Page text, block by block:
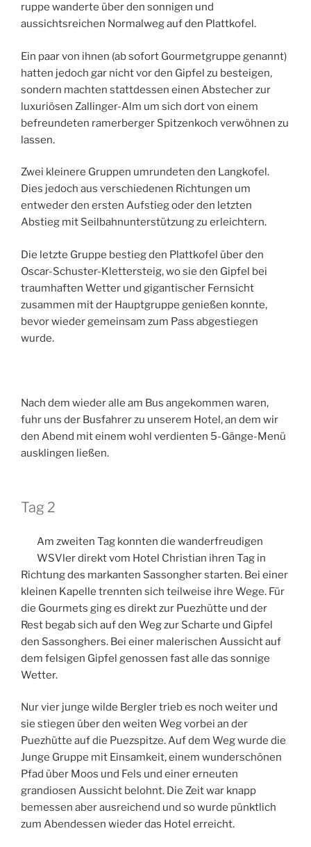
ruppe wanderte über den sonnigen und
aussichtsreichen Normalweg auf den Plattkofel.
Ein paar von ihnen (ab sofort Gourmetgruppe genannt)
hatten jedoch gar nicht vor den Gipfel zu besteigen,
sondern machten stattdessen einen Abstecher zur
luxuriösen Zallinger-Alm um sich dort von einem
befreundeten ramerberger Spitzenkoch verwöhnen zu
lassen.
Zwei kleinere Gruppen umrundeten den Langkofel.
Dies jedoch aus verschiedenen Richtungen um
entweder den ersten Aufstieg oder den letzten
Abstieg mit Seilbahnunterstützung zu erleichtern.
Die letzte Gruppe bestieg den Plattkofel über den
Oscar-Schuster-Klettersteig, wo sie den Gipfel bei
traumhaften Wetter und gigantischer Fernsicht
zusammen mit der Hauptgruppe genießen konnte,
bevor wieder gemeinsam zum Pass abgestiegen
wurde.
Nach dem wieder alle am Bus angekommen waren,
fuhr uns der Busfahrer zu unserem Hotel, an dem wir
den Abend mit einem wohl verdienten 5-Gänge-Menü
ausklingen ließen.
Tag 2
Am zweiten Tag konnten die wanderfreudigen
WSVler direkt vom Hotel Christian ihren Tag in
Richtung des markanten Sassongher starten. Bei einer
kleinen Kapelle trennten sich teilweise ihre Wege. Für
die Gourmets ging es direkt zur Puezhütte und der
Rest begab sich auf den Weg zur Scharte und Gipfel
den Sassonghers. Bei einer malerischen Aussicht auf
dem felsigen Gipfel genossen fast alle das sonnige
Wetter.
Nur vier junge wilde Bergler trieb es noch weiter und
sie stiegen über den weiten Weg vorbei an der
Puezhütte auf die Puezspitze. Auf dem Weg wurde die
Junge Gruppe mit Einsamkeit, einem wunderschönen
Pfad über Moos und Fels und einer erneuten
grandiosen Aussicht belohnt. Die Zeit war knapp
bemessen aber ausreichend und so wurde pünktlich
zum Abendessen wieder das Hotel erreicht.